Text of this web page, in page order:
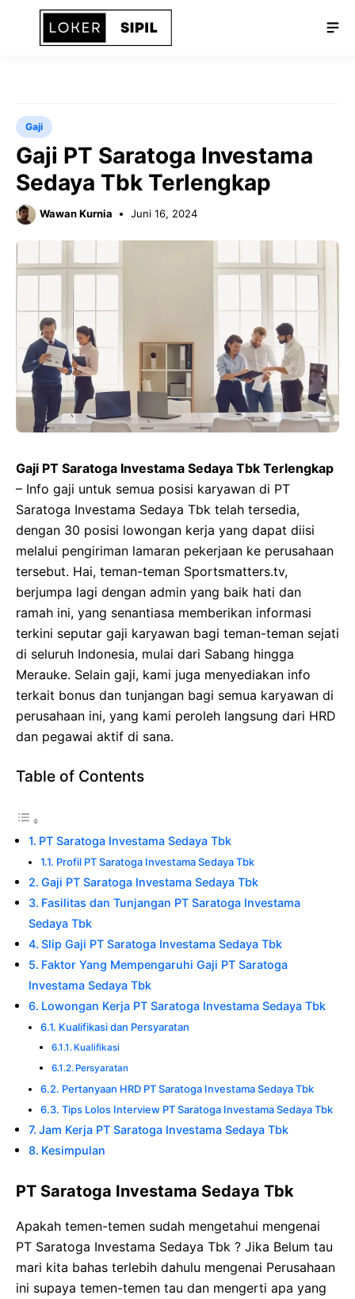
Langsung
Gaji
Gaji PT Saratoga Investama
Sedaya Tbk Terlengkap
Wawan Kurnia Juni 16, 2024
Gaji PT Saratoga Investama Sedaya Tbk Terlengkap
– Info gaji untuk semua posisi karyawan di PT
Saratoga Investama Sedaya Tbk telah tersedia,
dengan 30 posisi lowongan kerja yang dapat diisi
melalui pengiriman lamaran pekerjaan ke perusahaan
tersebut. Hai, teman-teman Sportsmatters.tv,
berjumpa lagi dengan admin yang baik hati dan
ramah ini, yang senantiasa memberikan informasi
terkini seputar gaji karyawan bagi teman-teman sejati
di seluruh Indonesia, mulai dari Sabang hingga
Merauke. Selain gaji, kami juga menyediakan info
terkait bonus dan tunjangan bagi semua karyawan di
perusahaan ini, yang kami peroleh langsung dari HRD
dan pegawai aktif di sana.
Table of Contents
PT Saratoga Investama Sedaya Tbk
Profil PT Saratoga Investama Sedaya Tbk
Gaji PT Saratoga Investama Sedaya Tbk
Fasilitas dan Tunjangan PT Saratoga Investama
Sedaya Tbk
Slip Gaji PT Saratoga Investama Sedaya Tbk
Faktor Yang Mempengaruhi Gaji PT Saratoga
Investama Sedaya Tbk
Lowongan Kerja PT Saratoga Investama Sedaya Tbk
Kualifikasi dan Persyaratan
Kualifikasi
Persyaratan
Pertanyaan HRD PT Saratoga Investama Sedaya Tbk
Tips Lolos Interview PT Saratoga Investama Sedaya Tbk
Jam Kerja PT Saratoga Investama Sedaya Tbk
Kesimpulan
PT Saratoga Investama Sedaya Tbk
Apakah temen-temen sudah mengetahui mengenai
PT Saratoga Investama Sedaya Tbk ? Jika Belum tau
mari kita bahas terlebih dahulu mengenai Perusahaan
ini supaya temen-temen tau dan mengerti apa yang